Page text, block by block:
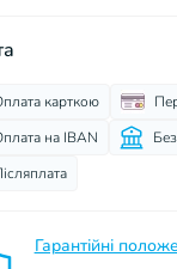
карткою
на IBAN
Гарантійні